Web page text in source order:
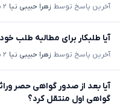
آخرین پاسخ توسط زهرا حبیبی نیا ۲ ماه پیش
آیا طلبکار برای مطالبه طلب
آخرین پاسخ توسط زهرا حبیبی نیا ۲ ماه پیش
آیا بعد از صدور گواهی حصر
گواهی اول منتقل کرد؟